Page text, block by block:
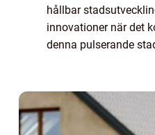
hållbar
innovationer när det
denna pulserande